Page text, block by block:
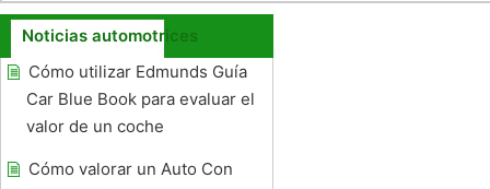
Noticias automotrices
Cómo utilizar Edmunds Guía
Car Blue Book para evaluar el
valor de un coche
Cómo valorar un Auto Con